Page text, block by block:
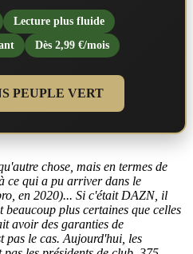
Lecture plus fluide
Dès 2,99 €/mois
PEUPLE VERT
chose, mais en termes de
ce qui a pu arriver dans le
en 2020)... Si c'était DAZN, il
plus certaines que celles
avoir des garanties de
pas le cas. Aujourd'hui, les